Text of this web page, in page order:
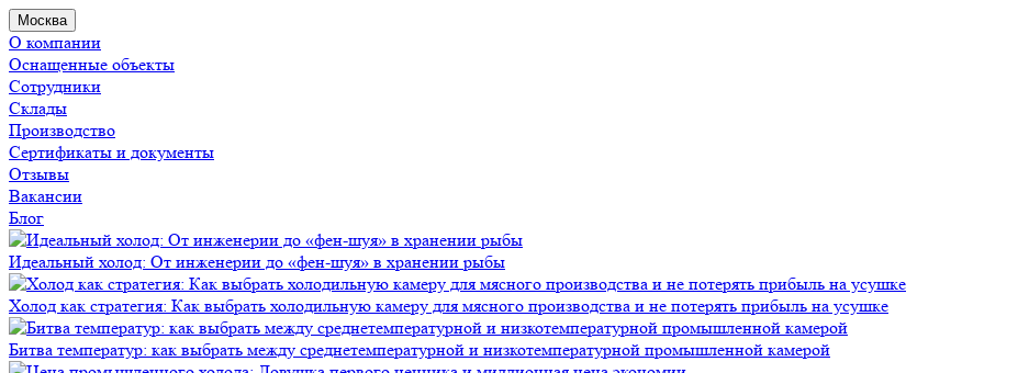
Москва
О компании
Оснащенные объекты
Сотрудники
Склады
Производство
Сертификаты и документы
Отзывы
Вакансии
Блог
Идеальный холод: От инженерии до «фен-шуя» в хранении рыбы
Холод как стратегия: Как выбрать холодильную камеру для мясного производства и не потерять прибыль на усушке
Битва температур: как выбрать между среднетемпературной и низкотемпературной промышленной камерой